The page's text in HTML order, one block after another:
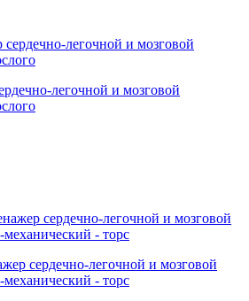
легочной и мозговой
сердечно-легочной и мозговой
- торс